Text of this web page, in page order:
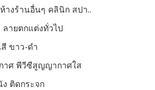
างร้านอื่นๆ คลินิก สปา..
ายตกแต่งทั่วไป
ขาว-ดำ
ศ พีวีซีสูญญากาศใส
ติดกระจก